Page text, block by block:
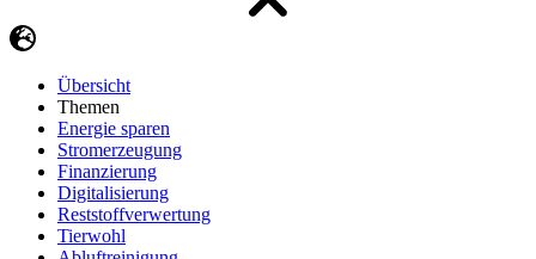
Übersicht
Themen
Energie sparen
Stromerzeugung
Finanzierung
Digitalisierung
Reststoffverwertung
Tierwohl